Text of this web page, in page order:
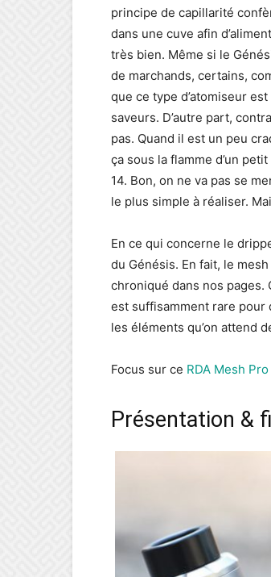
principe de capillarité
dans une cuve afin
très bien. Même si le
de marchands, certains,
que ce type d’atomiseur
saveurs. D’autre part,
pas. Quand il est un peu
ça sous la flamme d’un
14. Bon, on ne va pas se
le plus simple à réaliser.
En ce qui concerne le
du Génésis. En fait, le
chroniqué dans nos pages.
est suffisamment rare pour
les éléments qu’on attend
Focus sur ce RDA Mesh Pro
Présentation &